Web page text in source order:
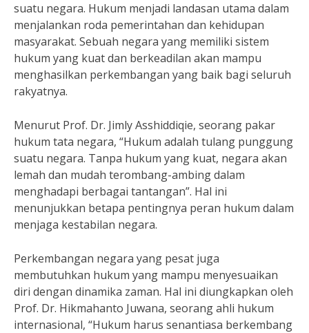
suatu negara. Hukum menjadi landasan utama dalam
menjalankan roda pemerintahan dan kehidupan
masyarakat. Sebuah negara yang memiliki sistem
hukum yang kuat dan berkeadilan akan mampu
menghasilkan perkembangan yang baik bagi seluruh
rakyatnya.
Menurut Prof. Dr. Jimly Asshiddiqie, seorang pakar
hukum tata negara, “Hukum adalah tulang punggung
suatu negara. Tanpa hukum yang kuat, negara akan
lemah dan mudah terombang-ambing dalam
menghadapi berbagai tantangan”. Hal ini
menunjukkan betapa pentingnya peran hukum dalam
menjaga kestabilan negara.
Perkembangan negara yang pesat juga
membutuhkan hukum yang mampu menyesuaikan
diri dengan dinamika zaman. Hal ini diungkapkan oleh
Prof. Dr. Hikmahanto Juwana, seorang ahli hukum
internasional, “Hukum harus senantiasa berkembang